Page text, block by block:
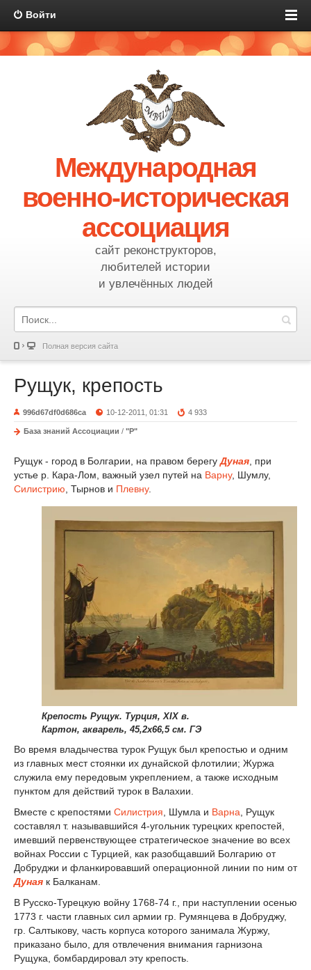
Войти
Международная
военно-историческая
ассоциация
сайт реконструкторов,
любителей истории
и увлечённых людей
Полная версия сайта
Рущук, крепость
996d67df0d686ca 10-12-2011, 01:31 4 933
База знаний Ассоциации / "Р"
Рущук - город в Болгарии, на правом берегуДуная , при
устье р. Кара-Лом, важный узел путей на Варну, Шумлу,
Силистрию , Тырнов и Плевну.
Крепость Рущук. Турция, XIX в.
Картон, акварель, 45,2х66,5 см. ГЭ
Во время владычества турок Рущук был крепостью и одним
из главных мест стоянки их дунайской флотилии; Журжа
служила ему передовым укреплением, а также исходным
пунктом для действий турок в Валахии.
Вместе с крепостями Силистрия , Шумла и Варна , Рущук
составлял т. называвшийся 4-угольник турецких крепостей,
имевший первенствующее стратегическое значение во всех
войнах России с Турцией, как разобщавший Болгарию от
Добруджи и фланкировавший операционной линии по ним от
Дуная к Балканам.
В Русско-Турецкую войну 1768-74 г., при наступлении осенью
1773 г. части главных сил армии гр. Румянцева в Добруджу,
гр. Салтыкову, часть корпуса которого занимала Журжу,
приказано было, для отвлечения внимания гарнизона
Рущука, бомбардировал эту крепость.